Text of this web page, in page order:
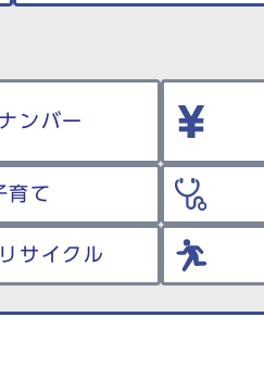
ンバー
育て
サイクル